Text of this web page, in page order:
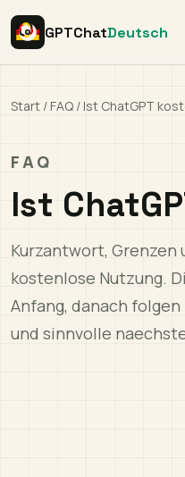
GPTChatDeutsch
Start / FAQ / Ist ChatGPT
FAQ
Ist
Kurzantwort,
kostenlose Nutzung.
Anfang, danach
und sinnvolle